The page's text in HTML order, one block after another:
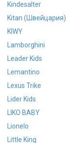
Kindesalter
Kitan (Швейцария)
KIWY
Lamborghini
Leader Kids
Lemantino
Lexus Trike
Lider Kids
LIKO BABY
Lionelo
Little King